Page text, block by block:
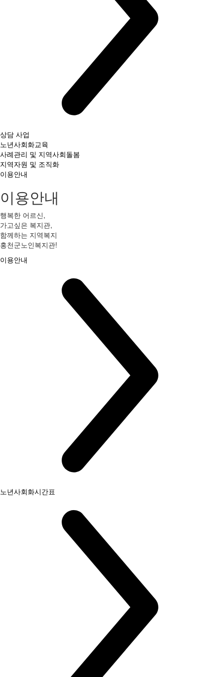
상담 사업
노년사회화교육
사례관리 및 지역사회돌봄
지역자원 및 조직화
이용안내
이용안내
행복한 어르신,
가고싶은 복지관,
함께하는 지역복지
홍천군노인복지관!
이용안내
노년사회화시간표